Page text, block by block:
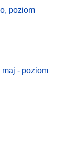
poziom
- poziom